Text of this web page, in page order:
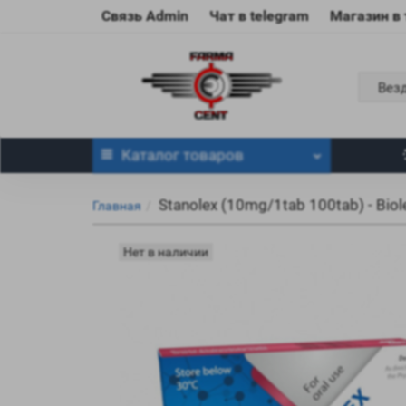
Связь Admin Чат в telegram Магазин в
Каталог товаров
Главная Stanolex (10mg/1tab 100tab) -
Нет в наличии